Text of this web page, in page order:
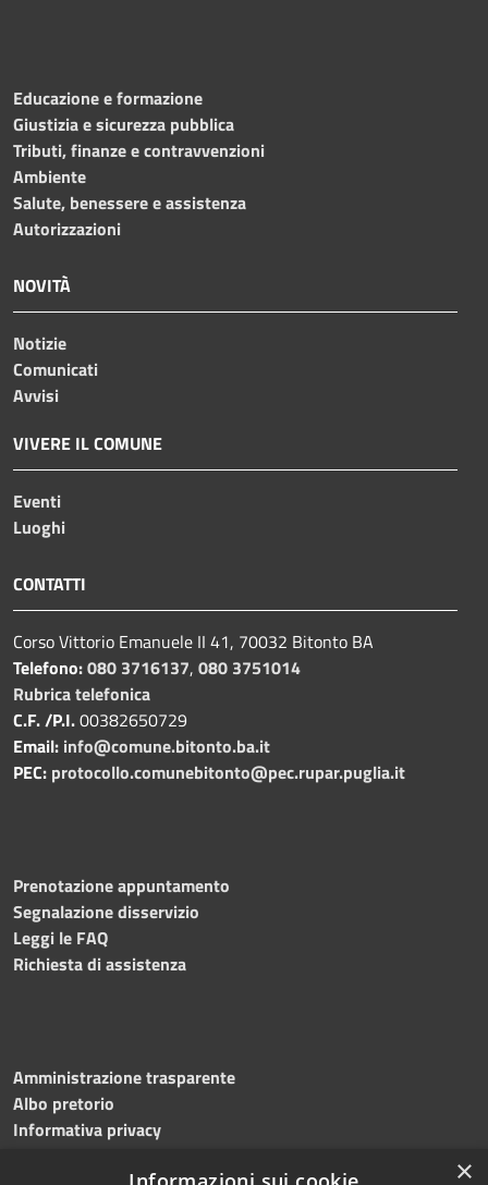
Educazione e formazione
Giustizia e sicurezza pubblica
Tributi, finanze e contravvenzioni
Ambiente
Salute, benessere e assistenza
Autorizzazioni
NOVITÀ
Notizie
Comunicati
Avvisi
VIVERE IL COMUNE
Eventi
Luoghi
CONTATTI
Corso Vittorio Emanuele II 41, 70032 Bitonto BA
Telefono:080 3716137, 080 3751014
Rubrica telefonica
C.F. /P.I.00382650729
Email: info@comune.bitonto.ba.it
PEC: protocollo.comunebitonto@pec.rupar.puglia.it
Prenotazione appuntamento
Segnalazione disservizio
Leggi le FAQ
Richiesta di assistenza
Amministrazione trasparente
Albo pretorio
Informativa privacy
×